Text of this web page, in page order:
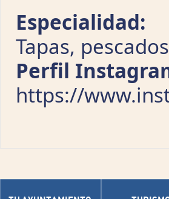
Especialidad:
Tapas,
Perfil
https://